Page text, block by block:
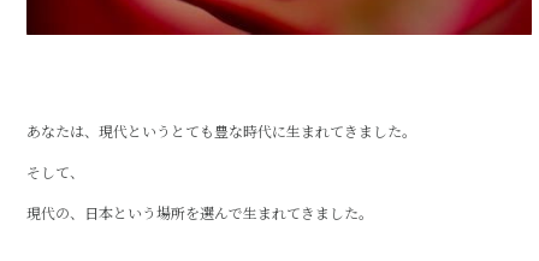
あなたは、現代というとても豊な時代に生まれてきました。
そして、
現代の、日本という場所を選んで生まれてきました。